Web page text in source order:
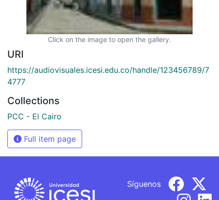
Click on the image to open the gallery.
URI
https://audiovisuales.icesi.edu.co/handle/123456789/7
4777
Collections
PCC - El Cairo
Full item page
Síguenos